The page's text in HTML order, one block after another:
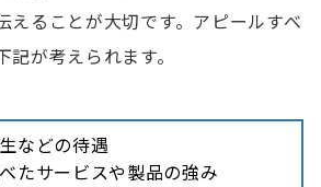
えることが大切です。アピールすべ
記が考えられます。
などの待遇
たサービスや製品の強み